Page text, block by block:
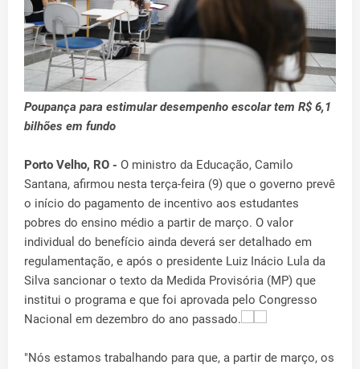
Poupança para estimular desempenho escolar tem R$ 6,1
bilhões em fundo
Porto Velho, RO - O ministro da Educação, Camilo
Santana, afirmou nesta terça-feira (9) que o governo prevê
o início do pagamento de incentivo aos estudantes
pobres do ensino médio a partir de março. O valor
individual do benefício ainda deverá ser detalhado em
regulamentação, e após o presidente Luiz Inácio Lula da
Silva sancionar o texto da Medida Provisória (MP) que
institui o programa e que foi aprovada pelo Congresso
Nacional em dezembro do ano passado.
"Nós estamos trabalhando para que, a partir de março, os